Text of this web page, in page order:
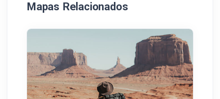
Mapas Relacionados